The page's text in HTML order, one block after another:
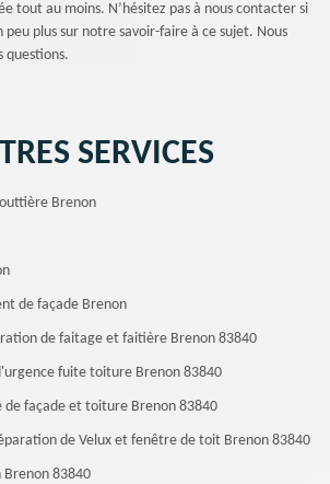
tout au moins. N’hésitez pas à nous contacter si
peu plus sur notre savoir-faire à ce sujet. Nous
questions.
SERVICES
Brenon
de façade Brenon
de faitage et faitière Brenon 83840
fuite toiture Brenon 83840
façade et toiture Brenon 83840
de Velux et fenêtre de toit Brenon 83840
Brenon 83840